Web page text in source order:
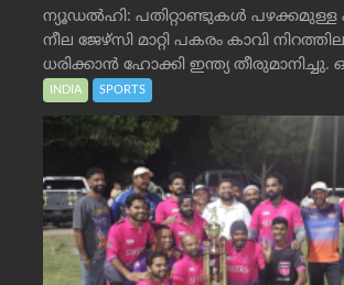
ന്യൂഡൽഹി: പതിറ്റാണ്ടുകൾ പഴക്കമുള്ള
നീല ജേഴ്‌സി മാറ്റി പകരം കാവി
ധരിക്കാൻ ഹോക്കി ഇന്ത്യ തീരുമാനിച്ചു.
INDIA SPORTS